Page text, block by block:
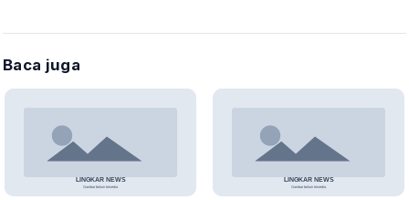
Baca juga